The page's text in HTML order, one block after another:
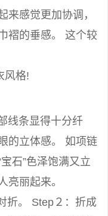
来感觉更加协调，
褶的垂感。 这个较
风格!
线条显得十分纤
的立体感。 如项链
石”色泽饱满又立
亮丽起来。
折。 Step２：折成